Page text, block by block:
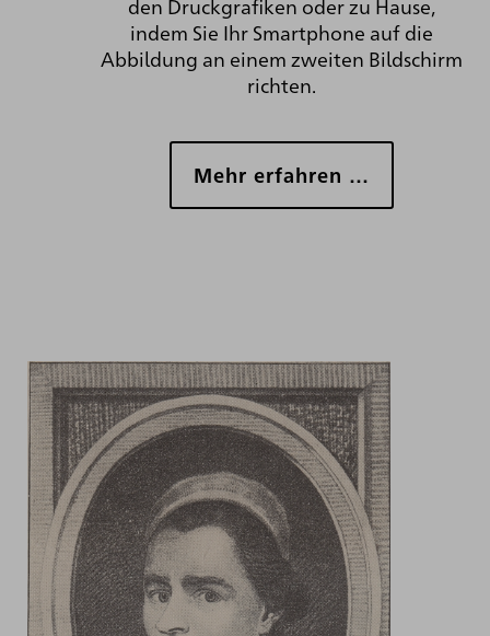
indem Sie Ihr Smartphone auf die
Abbildung an einem zweiten Bildschirm
richten.
Mehr erfahren …